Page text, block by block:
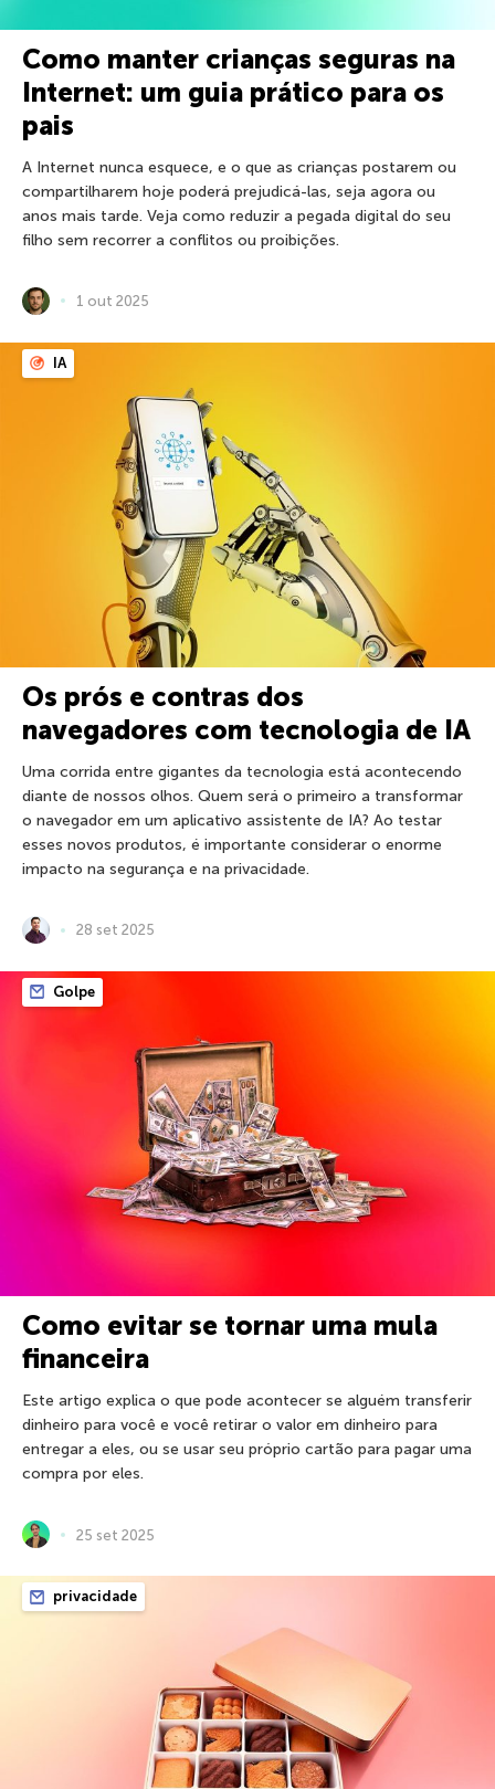
Como manter crianças seguras na
Internet: um guia prático para os
pais
A Internet nunca esquece, e o que as crianças postarem ou
compartilharem hoje poderá prejudicá-las, seja agora ou
anos mais tarde. Veja como reduzir a pegada digital do seu
filho sem recorrer a conflitos ou proibições.
1 out 2025
IA
Os prós e contras dos
navegadores com tecnologia de IA
Uma corrida entre gigantes da tecnologia está acontecendo
diante de nossos olhos. Quem será o primeiro a transformar
o navegador em um aplicativo assistente de IA? Ao testar
esses novos produtos, é importante considerar o enorme
impacto na segurança e na privacidade.
28 set 2025
Golpe
Como evitar se tornar uma mula
financeira
Este artigo explica o que pode acontecer se alguém transferir
dinheiro para você e você retirar o valor em dinheiro para
entregar a eles, ou se usar seu próprio cartão para pagar uma
compra por eles.
25 set 2025
privacidade